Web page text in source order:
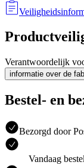
Verantwoordelijk
informatie over de
Bestel- en
Bezorgd door
Vandaag